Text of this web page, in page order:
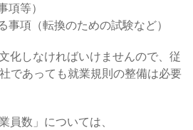
項等）
事項（転換のための試験など）
化しなければいけませんので、従
であっても就業規則の整備は必要
員数」については、